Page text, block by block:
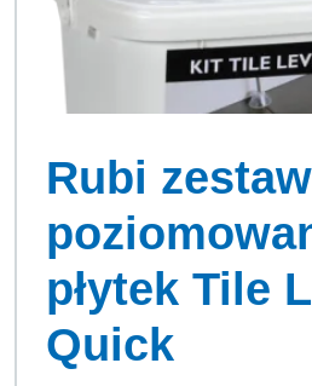
Rubi
płytek Tile
Quick